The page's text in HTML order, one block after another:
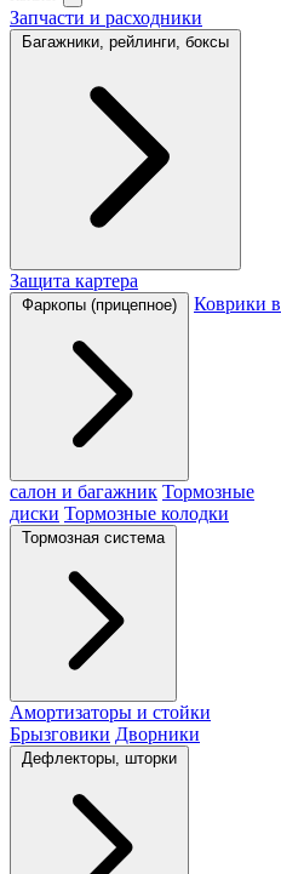
Запчасти и расходники
Багажники, рейлинги, боксы
Защита картера
Фаркопы (прицепное) Коврики в
салон и багажник Тормозные
диски Тормозные колодки
Тормозная система
Амортизаторы и стойки
Брызговики Дворники
Дефлекторы, шторки